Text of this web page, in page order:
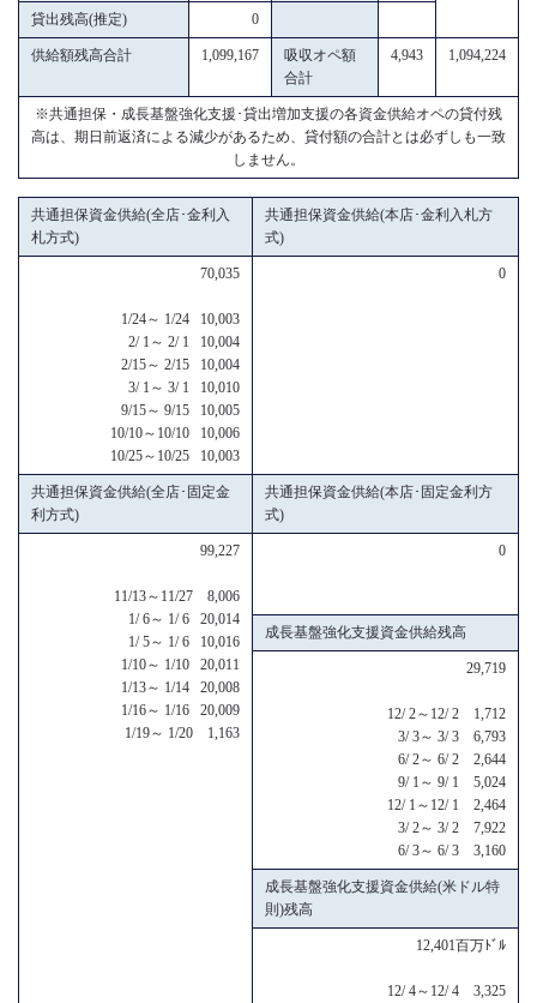
貸出残高(推定) 0
供給額残高合計 1,099,167
吸収オペ額
合計
4,943 1,094,224
※共通担保・成長基盤強化支援･貸出増加支援の各資金供給オペの貸付残
高は、期日前返済による減少があるため、貸付額の合計とは必ずしも一致
しません。
共通担保資金供給(全店･金利入
札方式)
共通担保資金供給(本店･金利入札方
式)
70,035
1/24～ 1/24 10,003
2/ 1～ 2/ 1 10,004
2/15～ 2/15 10,004
3/ 1～ 3/ 1 10,010
9/15～ 9/15 10,005
10/10～10/10 10,006
10/25～10/25 10,003
0
共通担保資金供給(全店･固定金
利方式)
共通担保資金供給(本店･固定金利方
式)
99,227
11/13～11/27 8,006
1/ 6～ 1/ 6 20,014
1/ 5～ 1/ 6 10,016
1/10～ 1/10 20,011
1/13～ 1/14 20,008
1/16～ 1/16 20,009
1/19～ 1/20 1,163
0
成長基盤強化支援資金供給残高
29,719
12/ 2～12/ 2 1,712
3/ 3～ 3/ 3 6,793
6/ 2～ 6/ 2 2,644
9/ 1～ 9/ 1 5,024
12/ 1～12/ 1 2,464
3/ 2～ 3/ 2 7,922
6/ 3～ 6/ 3 3,160
成長基盤強化支援資金供給(米ドル特
則)残高
12,401百万ﾄﾞﾙ
12/ 4～12/ 4 3,325